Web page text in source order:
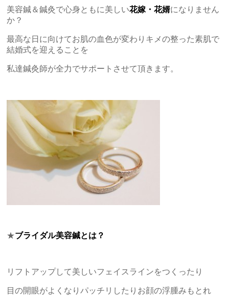
美容鍼＆鍼灸で心身ともに美しい花嫁・花婿になりません
か？
最高な日に向けてお肌の血色が変わりキメの整った素肌で
結婚式を迎えることを
私達鍼灸師が全力でサポートさせて頂きます。
★ブライダル美容鍼とは？
リフトアップして美しいフェイスラインをつくったり
目の開眼がよくなりパッチリしたりお顔の浮腫みもとれ